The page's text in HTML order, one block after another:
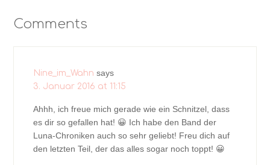
Comments
Nine_im_Wahn says
3. Januar 2016 at 11:15
Ahhh, ich freue mich gerade wie ein Schnitzel, dass
es dir so gefallen hat! 😀 Ich habe den Band der
Luna-Chroniken auch so sehr geliebt! Freu dich auf
den letzten Teil, der das alles sogar noch toppt! 😀